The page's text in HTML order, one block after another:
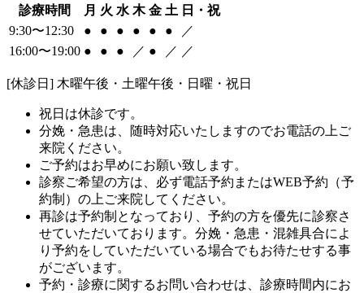
診療時間 月 火 水 木 金 土 日・祝
9:30〜12:30
● ● ● ● ● ●
／
16:00〜19:00 ● ● ● ／ ● ／ ／
[休診日] 木曜午後・土曜午後・日曜・祝日
祝日は休診です。
分娩・急患は、随時対応いたしますのでお電話の上ご
来院ください。
ご予約はお早めにお願い致します。
診察ご希望の方は、必ず電話予約またはWEB予約（予
約制）の上ご来院してください。
再診は予約制となっており、予約の方を優先に診察さ
せていただいております。分娩・急患・混雑具合によ
り予約をしていただいている場合でもお待たせする事
がございます。
予約・診療に関するお問い合わせは、診療時間内にお